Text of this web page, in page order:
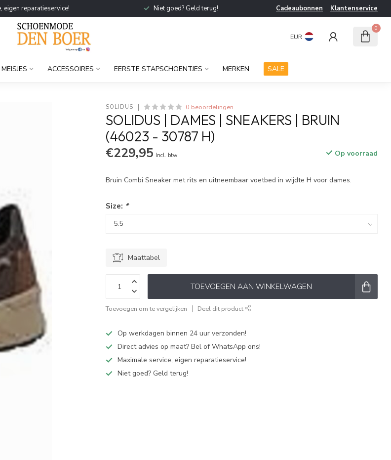
eigen reparatieservice! Niet goed? Geld terug! Cadeaubonnen Klantenservice
EUR
0
MEISJES ACCESSOIRES EERSTE STAPSCHOENTJES MERKEN SALE
SOLIDUS 0 beoordelingen
SOLIDUS | DAMES | SNEAKERS | BRUIN
(46023 - 30787 H)
€229,95 Incl. btw Op voorraad
Bruin Combi Sneaker met rits en uitneembaar voetbed in wijdte H voor dames.
Size: *
Maattabel
TOEVOEGEN AAN WINKELWAGEN
Toevoegen om te vergelijken Deel dit product
Op werkdagen binnen 24 uur verzonden!
Direct advies op maat? Bel of WhatsApp ons!
Maximale service, eigen reparatieservice!
Niet goed? Geld terug!